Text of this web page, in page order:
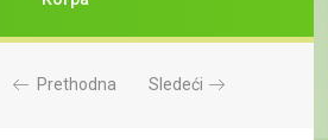
Prethodna Sledeći